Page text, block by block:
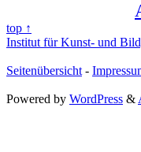
top ↑
Institut für Kunst- und
Seitenübersicht -
Powered by WordPress &